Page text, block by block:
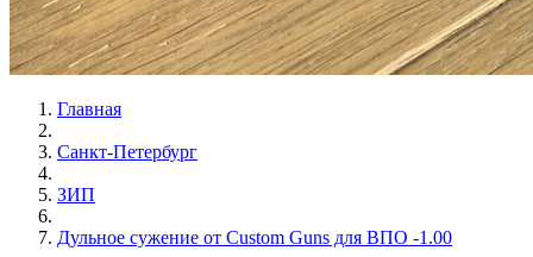
Главная
Санкт-Петербург
ЗИП
Дульное сужение от Custom Guns для ВПО -1.00